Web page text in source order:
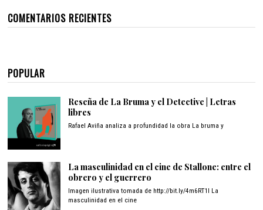
COMENTARIOS RECIENTES
POPULAR
Reseña de La Bruma y el Detective | Letras
libres
Rafael Aviña analiza a profundidad la obra La bruma y
La masculinidad en el cine de Stallone: entre el
obrero y el guerrero
Imagen ilustrativa tomada de http://bit.ly/4m6RT1I La
masculinidad en el cine